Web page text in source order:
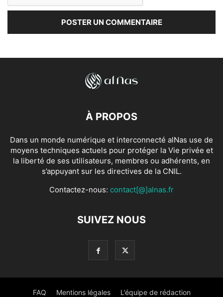
À PROPOS
Dans un monde numérique et interconnecté alNas use de
moyens techniques actuels pour protéger la Vie privée et
la liberté de ses utilisateurs, membres ou adhérents, en
s’appuyant sur les directives de la CNIL.
Contactez-nous: contact[@]alnas.fr
SUIVEZ NOUS
FAQ Mentions légales L’équipe de rédaction